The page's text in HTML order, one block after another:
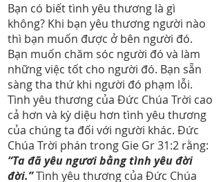
Bạn có biết tình yêu thương là gì
không? Khi bạn yêu thương người nào
thì bạn muốn được ở bên người đó.
Bạn muốn chăm sóc người đó và làm
những việc tốt cho người đó. Bạn sẵn
sàng tha thứ khi người đó phạm lỗi.
Tình yêu thương của Đức Chúa Trời cao
cả hơn và kỳ diệu hơn tình yêu thương
của chúng ta đối với người khác. Đức
Chúa Trời phán trong Gie Gr 31:2 rằng:
“Ta đã yêu ngươi bằng tình yêu đời
đời.”Tình yêu thương của Đức Chúa